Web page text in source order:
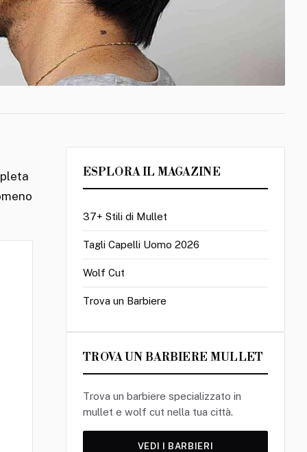
lati corti, lunghezza testurizzata sulla nuca, finitura naturale.
ESPLORA IL MAGAZINE
37+ Stili di Mullet
Tagli Capelli Uomo 2026
Wolf Cut
Trova un Barbiere
TROVA UN BARBIERE MULLET
Trova un barbiere specializzato in
mullet e wolf cut nella tua città.
VEDI I BARBIERI